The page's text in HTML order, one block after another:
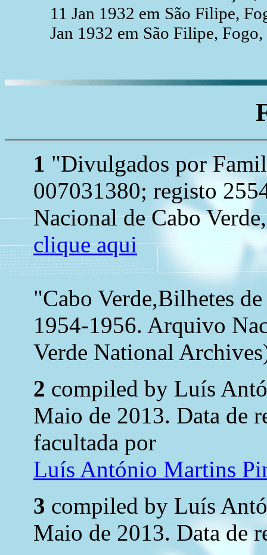
11 Jan 1932 em São Filipe,
Jan 1932 em São Filipe,
1 "Divulgados por
007031380; registo
Nacional de Cabo
clique aqui
"Cabo Verde,Bilhetes
1954-1956. Arquivo
Verde National
2 compiled by Luís
Maio de 2013. Data de
facultada por
Luís António Martins
3 compiled by Luís
Maio de 2013. Data de